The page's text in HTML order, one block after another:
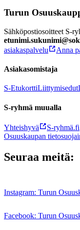
Turun
Sähköpostiosoitteet S-
asiakaspalvelu
Anna
Asiakasomistaja
S-EtukorttiLiittymisedut
S-ryhmä muualla
Yhteishyvä S-ryhmä.fi
Osuuskaupan
Seuraa meitä:
Instagram: Turun
Facebook: Turun